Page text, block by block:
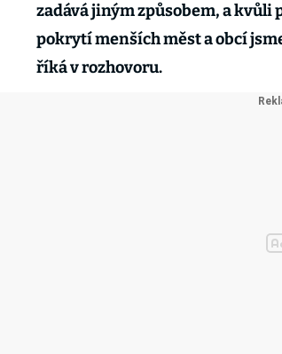
zadává jiným způsobem, a kvůli
pokrytí menších měst a obcí
říká v rozhovoru.